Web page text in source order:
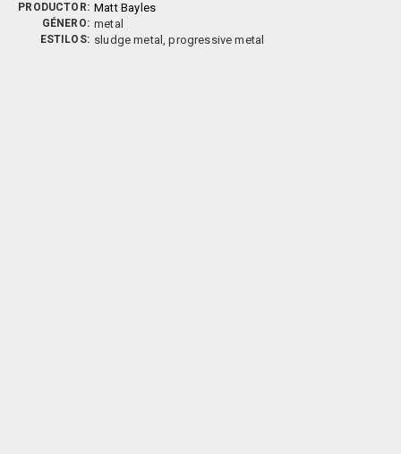
PRODUCTOR: Matt Bayles
GÉNERO: metal
ESTILOS: sludge metal, progressive metal